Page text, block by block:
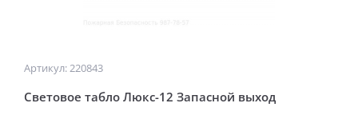
Артикул: 220843
Световое табло Люкс-12 Запасной выход